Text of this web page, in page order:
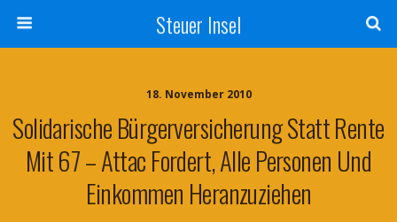
Steuer Insel
18. November 2010
Solidarische Bürgerversicherung Statt Rente
Mit 67 – Attac Fordert, Alle Personen Und
Einkommen Heranzuziehen